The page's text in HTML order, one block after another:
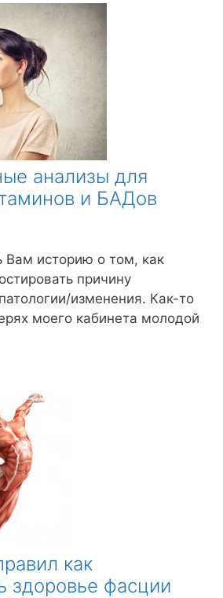
анализы для
и БАДов
Вам историю о том, как
причину
изменения. Как-то
моего кабинета молодой
как
здоровье фасции